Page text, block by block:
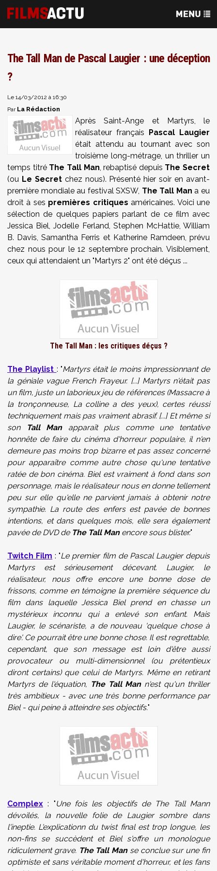
The Tall Man de Pascal Laugier : une déception
?
Le 14/03/2012 à 16:30
Par La Rédaction
Après Saint-Ange et Martyrs, le
réalisateur français Pascal Laugier
était attendu au tournant avec son
troisième long-métrage, un thriller un
temps titré The Tall Man, rebaptisé depuis The Secret
(ou Le Secretchez nous). Présenté hier soir en avant-
première mondiale au festival SXSW, The Tall Man a eu
droit à ses premières critiques américaines. Voici une
sélection de quelques papiers parlant de ce film avec
Jessica Biel, Jodelle Ferland, Stephen McHattie, William
B. Davis, Samantha Ferris et Katherine Ramdeen, prévu
chez nous pour le 12 septembre prochain. Visiblement,
ceux qui attendaient un "Martyrs 2" ont été déçus ...
The Tall Man : les critiques déçus ?
The Playlist : "Martyrs était le moins impressionnant de
la géniale vague French Frayeur. [...] Martyrs n'était pas
un film, juste un laborieux jeu de références (Massacre à
la tronçonneuse, La colline a des yeux), certes réussi
techniquement mais pas vraiment abrasif.[...]Et même si
son
Tall Manapparaît plus comme une tentative
honnête de faire du cinéma d'horreur populaire, il n'en
demeure pas moins trop bizarre et pas assez concerné
pour apparaître comme autre chose qu'une tentative
ratée de bon cinéma. Biel est vraiment à fond dans son
personnage, mais le réalisateur nous en donne tellement
peu sur elle qu'elle ne parvient jamais à obtenir notre
sympathie. La route des enfers est pavée de bonnes
intentions, et dans quelques mois, elle sera également
pavée de DVD de The Tall Manencore sous blister."
Twitch Film : "Le premier film de Pascal Laugier depuis
Martyrs
est sérieusement décevant. Laugier, le
réalisateur, nous offre encore une bonne dose de
frissons, comme en témoigne la première séquence du
film dans laquelle Jessica Biel prend en chasse un
mystérieux inconnu qui
a enlevé son enfant.Mais
Laugier, le scénariste, a de nouveau 'quelque chose à
dire'. Ce pourrait être une bonne chose. Il est regrettable,
cependant, que son message est
loin d'être aussi
provocateur ou
multi-dimensionnel (ou
prétentieux
diront certains) que celui de Martyrs. Même en retirant
Martyrs de l'équation, The Tall Mann'est qu'un thriller
très ambitieux - avec une très bonne performance par
Biel - quipeine à atteindre ses objectifs."
Complex : "Une fois les objectifs de The Tall Mann
dévoilés, la nouvelle folie de Laugier sombre dans
l'ineptie. L'explicationn du twist final est trop longue, les
non-fins se succèdent et Biel s'offre un monologue
ridiculement grave. The Tall Manse conclue sur une fin
optimiste et sans véritable moment d'horreur, et les fans